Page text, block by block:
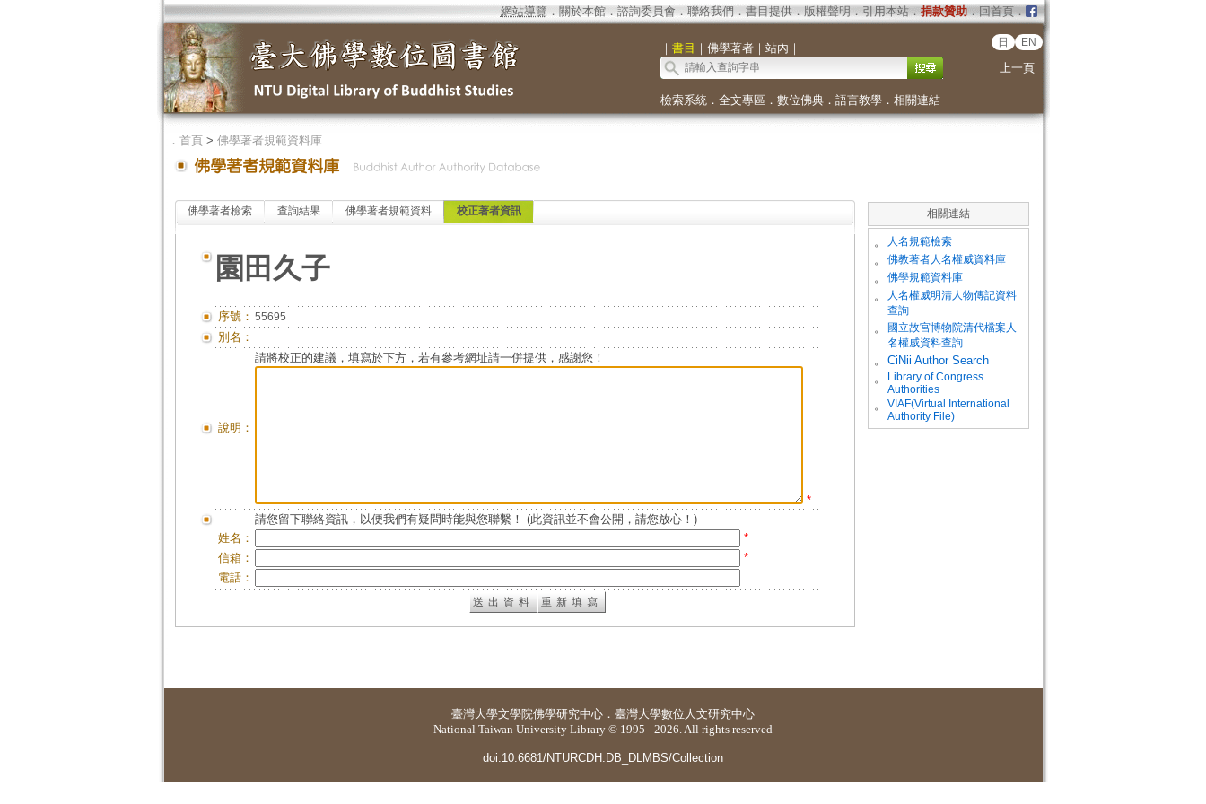
網站導覽 ． 關於本館． 諮詢委員會． 聯絡我們 ． 書目提供． 版權聲明 ． 引用本站． 捐款贊助．回首頁．
｜ 書目 ｜ 佛學著者｜ 站內 ｜ 日 EN
上一頁
檢索系統． 全文專區 ． 數位佛典． 語言教學． 相關連結
． 首頁> 佛學著者規範資料庫
佛學著者檢索 查詢結果 佛學著者規範資料 校正著者資訊
園田久子
序號： 55695
別名：
說明：
請將校正的建議，填寫於下方，若有參考網址請一併提供，感謝您！
*
請您留下聯絡資訊，以便我們有疑問時能與您聯繫！ (此資訊並不會公開，請您放心！)
姓名：
*
信箱：
*
電話：
相關連結
。 人名規範檢索
。 佛教著者人名權威資料庫
。 佛學規範資料庫
。
人名權威明清人物傳記資料
查詢
。
國立故宮博物院清代檔案人
名權威資料查詢
。
CiNii Author Search
。
Library of Congress
Authorities
。
VIAF(Virtual International
Authority File)
臺灣大學文學院佛學研究中心 ． 臺灣大學數位人文研究中心
National Taiwan University Library © 1995 - 2026. All rights reserved
doi:10.6681/NTURCDH.DB_DLMBS/Collection